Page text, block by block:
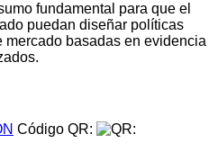
fundamental para que el
puedan diseñar políticas
mercado basadas en evidencia
Código QR: